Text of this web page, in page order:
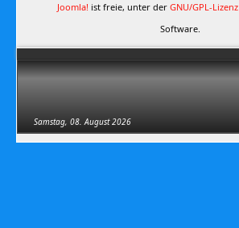
Joomla! ist freie, unter derGNU/GPL-Lizenz
Software.
Samstag, 08. August 2026